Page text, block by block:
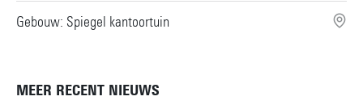
Gebouw: Spiegel kantoortuin
MEER RECENT NIEUWS